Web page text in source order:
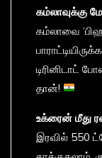
கம்லாவுக்கு
கம்லாவை
டிரினிடாட்
தான்!
உக்ரைன் மீது
இரவில் 550